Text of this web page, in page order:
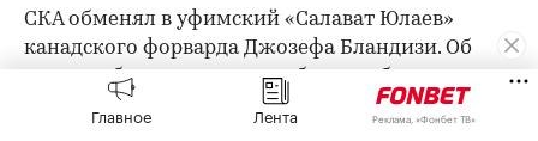
СКА обменял в уфимский «Салават Юлаев»
канадского форварда Джозефа Бландизи. Об
сообщила
пресс-служба петербургского
клуба КХЛ.Главное Лента Реклама, «Фонбет ТВ»